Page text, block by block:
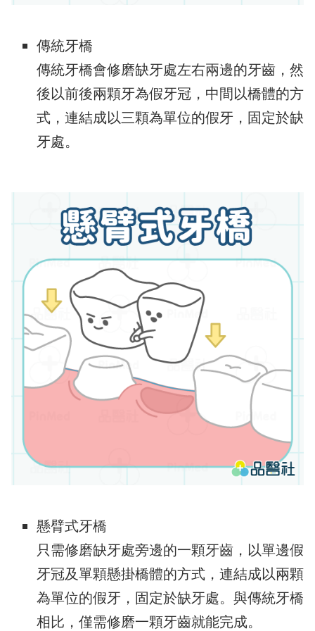
傳統牙橋
傳統牙橋會修磨缺牙處左右兩邊的牙齒，然
後以前後兩顆牙為假牙冠，中間以橋體的方
式，連結成以三顆為單位的假牙，固定於缺
牙處。
懸臂式牙橋
只需修磨缺牙處旁邊的一顆牙齒，以單邊假
牙冠及單顆懸掛橋體的方式，連結成以兩顆
為單位的假牙，固定於缺牙處。與傳統牙橋
相比，僅需修磨一顆牙齒就能完成。